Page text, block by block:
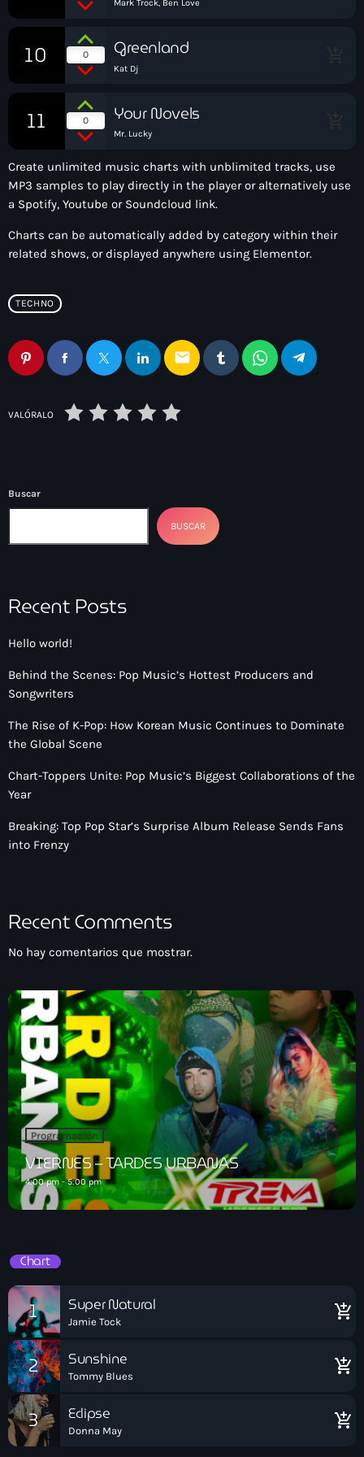
Mark Trock, Ben Love
10 0 Greenland
Kat Dj
11 0 Your Novels
Mr. Lucky
Create unlimited music charts with unblimited tracks, use
MP3 samples to play directly in the player or alternatively use
a Spotify, Youtube or Soundcloud link.
Charts can be automatically added by category within their
related shows, or displayed anywhere using Elementor.
TECHNO
email
VALÓRALO
Buscar
BUSCAR
Recent Posts
Hello world!
Behind the Scenes: Pop Music’s Hottest Producers and
Songwriters
The Rise of K-Pop: How Korean Music Continues to Dominate
the Global Scene
Chart-Toppers Unite: Pop Music’s Biggest Collaborations of the
Year
Breaking: Top Pop Star’s Surprise Album Release Sends Fans
into Frenzy
Recent Comments
No hay comentarios que mostrar.
Programación
VIERNES – TARDES URBANAS
4:00 pm - 5:00 pm
Chart
1 Super Natural
Jamie Tock add_shopping_cart
2 Sunshine
Tommy Blues add_shopping_cart
3 Eclipse
Donna May add_shopping_cart